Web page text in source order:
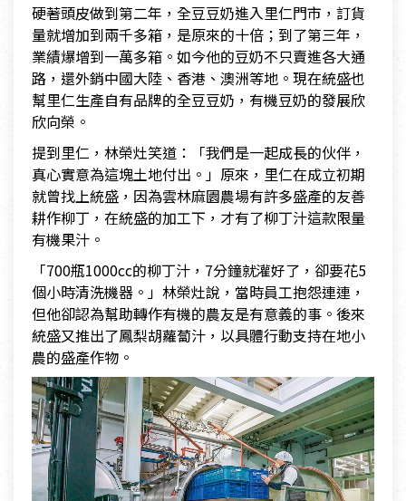
硬著頭皮做到第二年，全豆豆奶進入里仁門市，訂貨
量就增加到兩千多箱，是原來的十倍；到了第三年，
業績爆增到一萬多箱。如今他的豆奶不只賣進各大通
路，還外銷中國大陸、香港、澳洲等地。現在統盛也
幫里仁生產自有品牌的全豆豆奶，有機豆奶的發展欣
欣向榮。
提到里仁，林榮灶笑道：「我們是一起成長的伙伴，
真心實意為這塊土地付出。」原來，里仁在成立初期
就曾找上統盛，因為雲林麻園農場有許多盛產的友善
耕作柳丁，在統盛的加工下，才有了柳丁汁這款限量
有機果汁。
「700瓶1000cc的柳丁汁，7分鐘就灌好了，卻要花5
個小時清洗機器。」林榮灶說，當時員工抱怨連連，
但他卻認為幫助轉作有機的農友是有意義的事。後來
統盛又推出了鳳梨胡蘿蔔汁，以具體行動支持在地小
農的盛產作物。